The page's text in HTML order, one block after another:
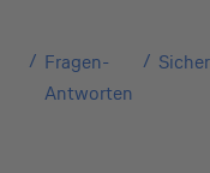
Fragen-
Antworten
geschäftliche
Kreditkarten für
Über die Auswahl